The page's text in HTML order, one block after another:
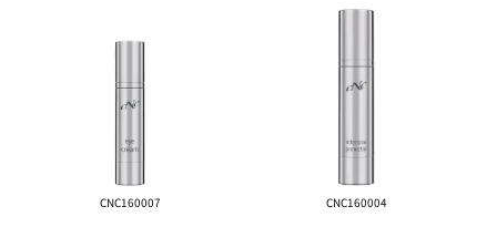
CNC160007 CNC160004